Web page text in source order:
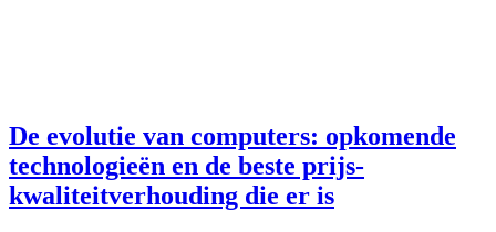
De evolutie van computers: opkomende
technologieën en de beste prijs-
kwaliteitverhouding die er is